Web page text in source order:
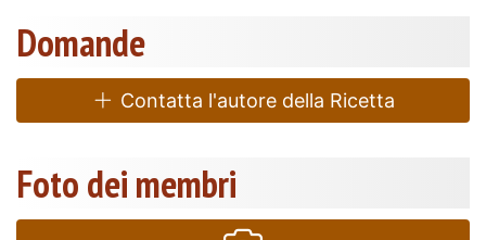
Domande
Contatta l'autore della Ricetta
Foto dei membri